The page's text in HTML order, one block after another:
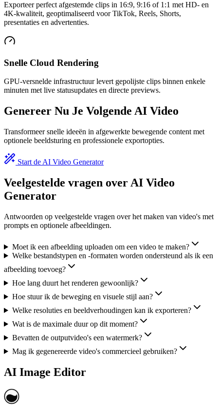
Exporteer perfect afgestemde clips in 16:9, 9:16 of 1:1 met HD- en
4K-kwaliteit, geoptimaliseerd voor TikTok, Reels, Shorts,
presentaties en advertenties.
Snelle Cloud Rendering
GPU-versnelde infrastructuur levert gepolijste clips binnen enkele
minuten met live statusupdates en directe previews.
Genereer Nu Je Volgende AI Video
Transformeer snelle ideeën in afgewerkte bewegende content met
optionele beeldsturing en professionele exportopties.
Start de AI Video Generator
Veelgestelde vragen over AI Video
Generator
Antwoorden op veelgestelde vragen over het maken van video's met
prompts en optionele afbeeldingen.
Moet ik een afbeelding uploaden om een video te maken?
Welke bestandstypen en -formaten worden ondersteund als ik een
afbeelding toevoeg?
Hoe lang duurt het renderen gewoonlijk?
Hoe stuur ik de beweging en visuele stijl aan?
Welke resoluties en beeldverhoudingen kan ik exporteren?
Wat is de maximale duur op dit moment?
Bevatten de outputvideo's een watermerk?
Mag ik gegenereerde video's commercieel gebruiken?
AI Image Editor